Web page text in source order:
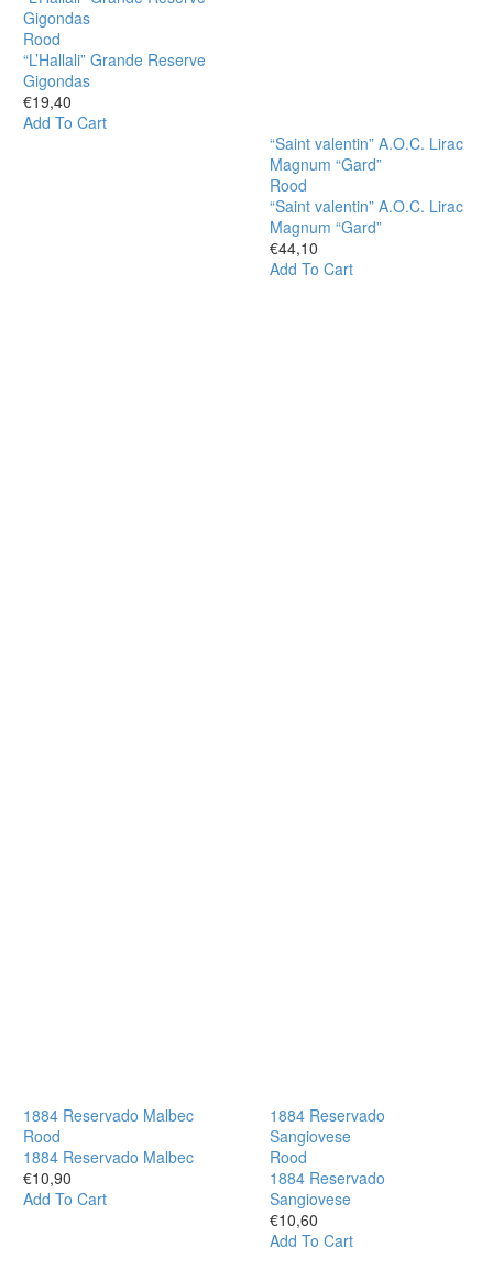
Gigondas
Rood
“L’Hallali” Grande Reserve
Gigondas
€19,40
Add To Cart
“Saint valentin” A.O.C. Lirac
Magnum “Gard”
Rood
“Saint valentin” A.O.C. Lirac
Magnum “Gard”
€44,10
Add To Cart
1884 Reservado Malbec
Rood
1884 Reservado Malbec
€10,90
Add To Cart
1884 Reservado
Sangiovese
Rood
1884 Reservado
Sangiovese
€10,60
Add To Cart